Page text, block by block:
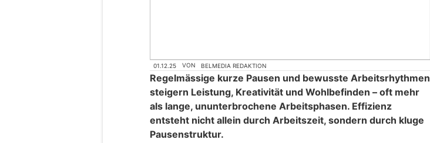
01.12.25 VON BELMEDIA REDAKTION
Regelmässige kurze Pausen und bewusste Arbeitsrhythmen
steigern Leistung, Kreativität und Wohlbefinden – oft mehr
als lange, ununterbrochene Arbeitsphasen. Effizienz
entsteht nicht allein durch Arbeitszeit, sondern durch kluge
Pausenstruktur.